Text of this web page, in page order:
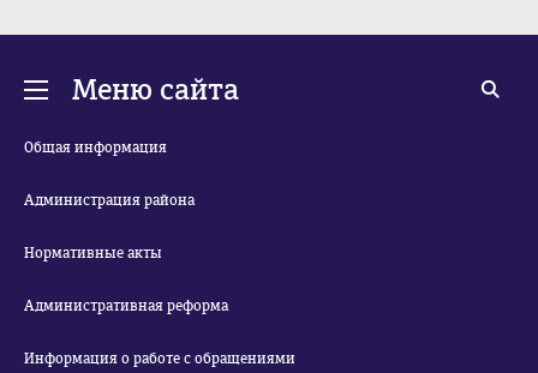
Меню сайта
Общая информация
Администрация района
Нормативные акты
Административная реформа
Информация о работе с обращениями